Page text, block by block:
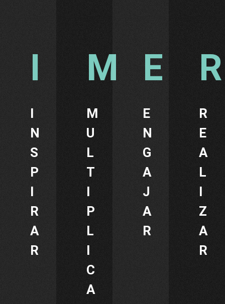
I
N
S
P
I
R
A
R
M
U
L
T
I
P
L
I
C
A
E
N
G
A
J
A
R
R
E
A
L
I
Z
A
R